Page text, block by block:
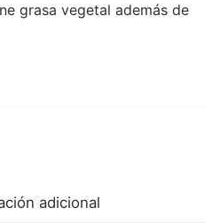
grasa vegetal además de
adicional